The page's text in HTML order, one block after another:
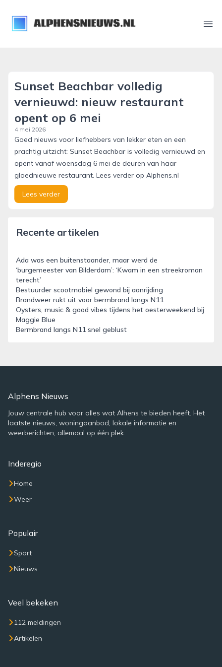
alphensnieuws.nl
Sunset Beachbar volledig
vernieuwd: nieuw restaurant
opent op 6 mei
4 mei 2026
Goed nieuws voor liefhebbers van lekker eten en een
prachtig uitzicht: Sunset Beachbar is volledig vernieuwd en
opent vanaf woensdag 6 mei de deuren van haar
gloednieuwe restaurant. Lees verder op Alphens.nl
Lees verder
Recente artikelen
Ada was een buitenstaander, maar werd de
‘burgemeester van Bilderdam’: ‘Kwam in een streekroman
terecht’
Bestuurder scootmobiel gewond bij aanrijding
Brandweer rukt uit voor bermbrand langs N11
Oysters, music & good vibes tijdens het oesterweekend bij
Maggie Blue
Bermbrand langs N11 snel geblust
Alphens Nieuws
Jouw centrale hub voor alles wat Alhens te bieden heeft. Het
laatste nieuws, woningaanbod, lokale informatie en
weerberichten, allemaal op één plek.
Inderegio
Home
Weer
Populair
Sport
Nieuws
Veel bekeken
112 meldingen
Artikelen